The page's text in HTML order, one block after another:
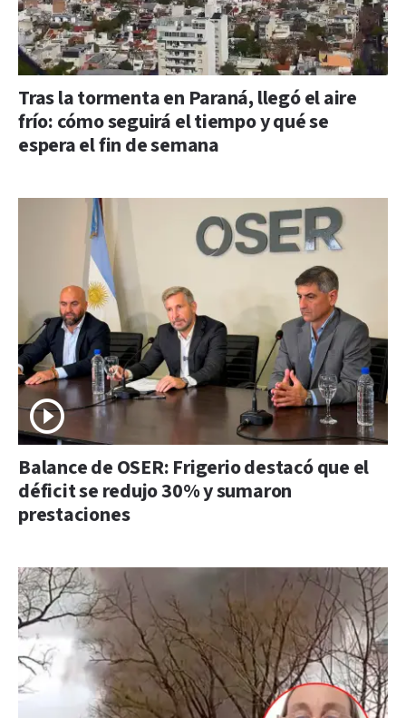
Tras la tormenta en Paraná, llegó el aire
frío: cómo seguirá el tiempo y qué se
espera el fin de semana
Balance de OSER: Frigerio destacó que el
déficit se redujo 30% y sumaron
prestaciones